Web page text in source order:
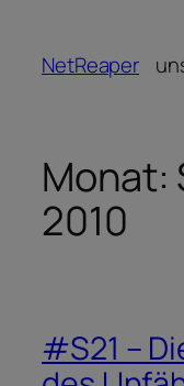
springen
NetReaper
Monat:
2010
#S21 –